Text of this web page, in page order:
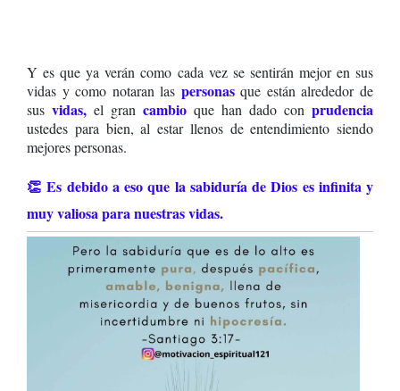
Y es que ya verán como cada vez se sentirán mejor en sus
vidas y como notaran las personas que están alrededor de
sus vidas, el gran cambio que han dado con prudencia
ustedes para bien, al estar llenos de entendimiento siendo
mejores personas.
👏 Es debido a eso que la sabiduría de Dios es infinita y
muy valiosa para nuestras vidas.